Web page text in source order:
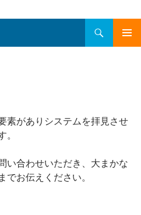
素がありシステムを拝見させ
。
い合わせいただき、大まかな
でお伝えください。